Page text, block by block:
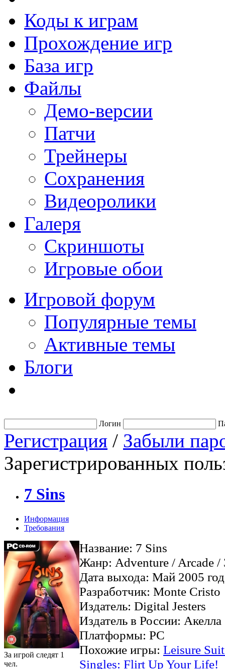
Коды к играм
Прохождение игр
База игр
Файлы
Демо-версии
Патчи
Трейнеры
Сохранения
Видеоролики
Галеря
Скриншоты
Игровые обои
Игровой форум
Популярные темы
Активные темы
Блоги
Логин
Регистрация / Забыли
Зарегистрированных
7 Sins
Информация
Требования
За игрой следят 1
чел.
Название: 7 Sins
Жанр: Adventure / Arcade /
Дата выхода: Май 2005
Разработчик: Monte Cristo
Издатель: Digital Jesters
Издатель в России: Акелла
Платформы: PC
Похожие игры: Leisure
Singles: Flirt Up Your Life!